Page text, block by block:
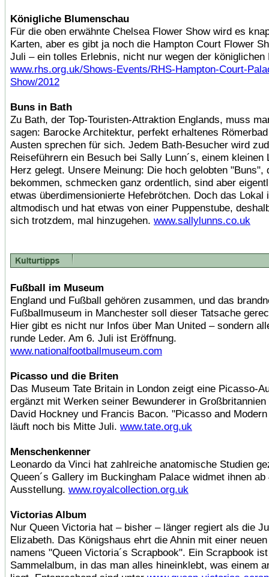
Königliche Blumenschau
Für die oben erwähnte Chelsea Flower Show wird es
Karten, aber es gibt ja noch die Hampton Court Flower
Juli – ein tolles Erlebnis, nicht nur wegen der königlichen
www.rhs.org.uk/Shows-Events/RHS-Hampton-Court-
Show/2012
Buns in Bath
Zu Bath, der Top-Touristen-Attraktion Englands, muss
sagen: Barocke Architektur, perfekt erhaltenes
Austen sprechen für sich. Jedem Bath-Besucher wird
Reiseführern ein Besuch bei Sally Lunn´s, einem kleinen
Herz gelegt. Unsere Meinung: Die hoch gelobten "Buns",
bekommen, schmecken ganz ordentlich, sind aber
etwas überdimensionierte Hefebrötchen. Doch das Lokal
altmodisch und hat etwas von einer Puppenstube,
sich trotzdem, mal hinzugehen. www.sallylunns.co.uk
Fußball im Museum
England und Fußball gehören zusammen, und das
Fußballmuseum in Manchester soll dieser Tatsache
Hier gibt es nicht nur Infos über Man United – sondern
runde Leder. Am 6. Juli ist Eröffnung.
www.nationalfootballmuseum.com
Picasso und die Briten
Das Museum Tate Britain in London zeigt eine Picasso-
ergänzt mit Werken seiner Bewunderer in Großbritannien
David Hockney und Francis Bacon. "Picasso and
läuft noch bis Mitte Juli. www.tate.org.uk
Menschenkenner
Leonardo da Vinci hat zahlreiche anatomische Studien
Queen´s Gallery im Buckingham Palace widmet ihnen ab
Ausstellung. www.royalcollection.org.uk
Victorias Album
Nur Queen Victoria hat – bisher – länger regiert als die
Elizabeth. Das Königshaus ehrt die Ahnin mit einer
namens "Queen Victoria´s Scrapbook". Ein Scrapbook
Sammelalbum, in das man alles hineinklebt, was einem